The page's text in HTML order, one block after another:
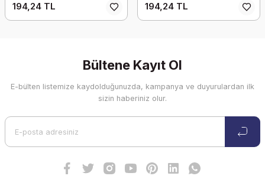
194,24 TL 194,24 TL
Bültene Kayıt Ol
E-bülten listemize kaydolduğunuzda, kampanya ve duyurulardan ilk
sizin haberiniz olur.